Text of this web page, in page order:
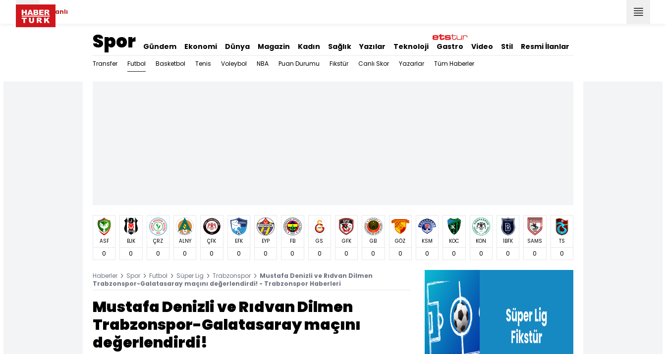
Canlı
Spor Gündem Ekonomi Dünya Magazin Kadın Sağlık Yazılar Teknoloji Gastro Video Stil Resmi İlanlar
Transfer Futbol Basketbol Tenis Voleybol NBA Puan Durumu Fikstür Canlı Skor Yazarlar Tüm Haberler
ASF
0
BJK
0
ÇRZ
0
ALNY
0
ÇFK
0
EFK
0
EYP
0
FB
0
GS
0
GFK
0
GB
0
GÖZ
0
KSM
0
KOC
0
KON
0
İBFK
0
SAMS
0
TS
0
Haberler Spor Futbol Süper Lig Trabzonspor
Mustafa Denizli ve Rıdvan Dilmen
Trabzonspor-Galatasaray maçını değerlendirdi! - Trabzonspor Haberleri
Mustafa Denizli ve Rıdvan Dilmen
Trabzonspor-Galatasaray maçını
değerlendirdi!